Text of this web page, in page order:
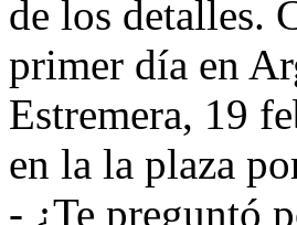
de los detalles.
primer día en
Estremera, 19
en la la plaza
- ¿Te preguntó